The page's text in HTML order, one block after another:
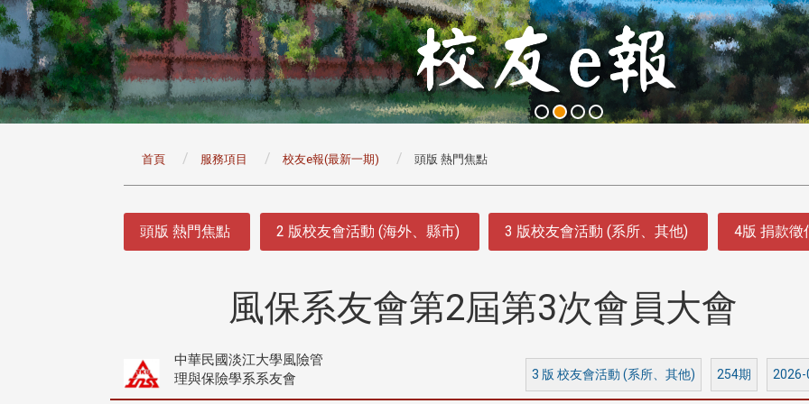
首頁 服務項目 校友e報(最新一期) 頭版 熱門焦點
頭版 熱門焦點 2 版校友會活動 (海外、縣市) 3 版校友會活動 (系所、其他) 4版 捐款徵
風保系友會第2屆第3次會員大會
中華民國淡江大學風險管
理與保險學系系友會
3 版 校友會活動 (系所、其他) 254期